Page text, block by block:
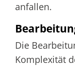
anfallen.
Die
Komplexität